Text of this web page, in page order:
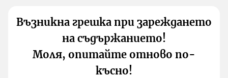
Възникна грешка при зареждането
на съдържанието!
Моля, опитайте отново по-
късно!